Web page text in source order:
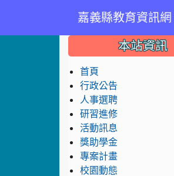
嘉義縣教育資訊網
::: 本站資訊
首頁
行政公告
人事選聘
研習進修
活動訊息
獎助學金
專案計畫
校園動態